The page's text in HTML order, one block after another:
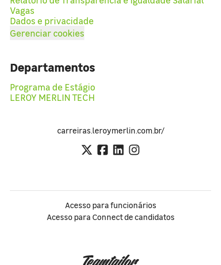
Vagas
Dados e privacidade
Gerenciar cookies
Departamentos
Programa de Estágio
LEROY MERLIN TECH
carreiras.leroymerlin.com.br/
Acesso para funcionários
Acesso para Connect de candidatos